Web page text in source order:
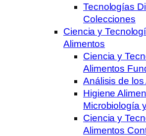
Tecnologías
Colecciones
Ciencia y
Alimentos
Ciencia y
Alimentos
Análisis de los
Higiene
Microbiología
Ciencia y
Alimentos